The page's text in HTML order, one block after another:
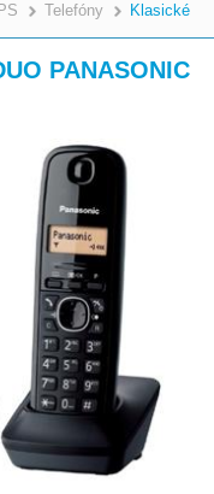
>
Telefóny Klasické
PANASONIC